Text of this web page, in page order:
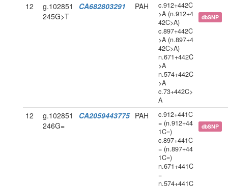
12
g.102851
245G>T
CA682803291 PAH
c.912+442C
>A (n.912+4
42C>A)
c.897+442C
>A (n.897+4
42C>A)
n.671+442C
>A
n.574+442C
>A
c.73+442C>
A
dbSNP
12
g.102851
246G=
CA2059443775 PAH
c.912+441C
= (n.912+44
1C=)
c.897+441C
= (n.897+44
1C=)
n.671+441C
=
n.574+441C
dbSNP